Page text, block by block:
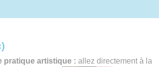
pratique artistique : allez directement à la